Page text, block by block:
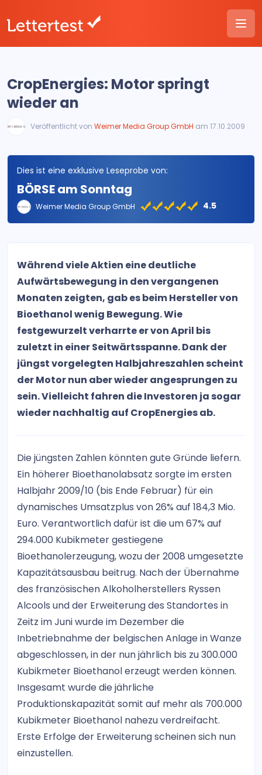
CropEnergies: Motor springt
wieder an
Veröffentlicht von Weimer Media Group GmbH am 17.10.2009
Dies ist eine exklusive Leseprobe von:
BÖRSE am Sonntag
Weimer Media Group GmbH 4.5
Während viele Aktien eine deutliche
Aufwärtsbewegung in den vergangenen
Monaten zeigten, gab es beim Hersteller von
Bioethanol wenig Bewegung. Wie
festgewurzelt verharrte er von April bis
zuletzt in einer Seitwärtsspanne. Dank der
jüngst vorgelegten Halbjahreszahlen scheint
der Motor nun aber wieder angesprungen zu
sein. Vielleicht fahren die Investoren ja sogar
wieder nachhaltig auf CropEnergies ab.
Die jüngsten Zahlen könnten gute Gründe liefern.
Ein höherer Bioethanolabsatz sorgte im ersten
Halbjahr 2009/10 (bis Ende Februar) für ein
dynamisches Umsatzplus von 26% auf 184,3 Mio.
Euro. Verantwortlich dafür ist die um 67% auf
294.000 Kubikmeter gestiegene
Bioethanolerzeugung, wozu der 2008 umgesetzte
Kapazitätsausbau beitrug. Nach der Übernahme
des französischen Alkoholherstellers Ryssen
Alcools und der Erweiterung des Standortes in
Zeitz im Juni wurde im Dezember die
Inbetriebnahme der belgischen Anlage in Wanze
abgeschlossen, in der nun jährlich bis zu 300.000
Kubikmeter Bioethanol erzeugt werden können.
Insgesamt wurde die jährliche
Produktionskapazität somit auf mehr als 700.000
Kubikmeter Bioethanol nahezu verdreifacht.
Erste Erfolge der Erweiterung scheinen sich nun
einzustellen.